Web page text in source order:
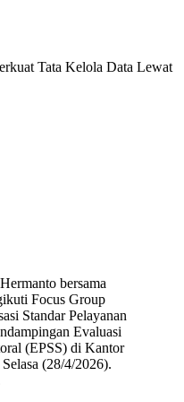
Tata Kelola Data Lewat
bersama
Focus Group
Standar Pelayanan
Evaluasi
(EPSS) di Kantor
(28/4/2026).